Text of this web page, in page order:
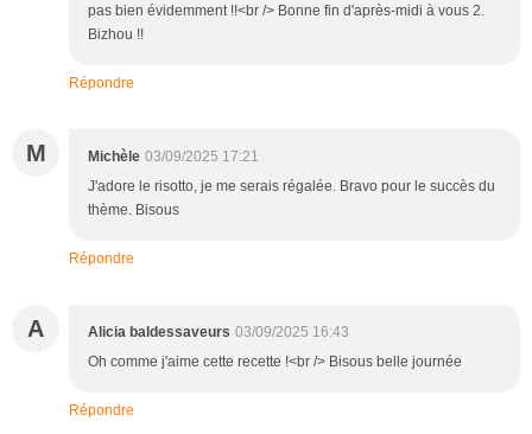
pas bien évidemment !!<br /> Bonne fin d'après-midi à vous 2.
Bizhou !!
Répondre
M Michèle 03/09/2025 17:21
J'adore le risotto, je me serais régalée. Bravo pour le succès du
thème. Bisous
Répondre
A Alicia baldessaveurs 03/09/2025 16:43
Oh comme j'aime cette recette !<br /> Bisous belle journée
Répondre